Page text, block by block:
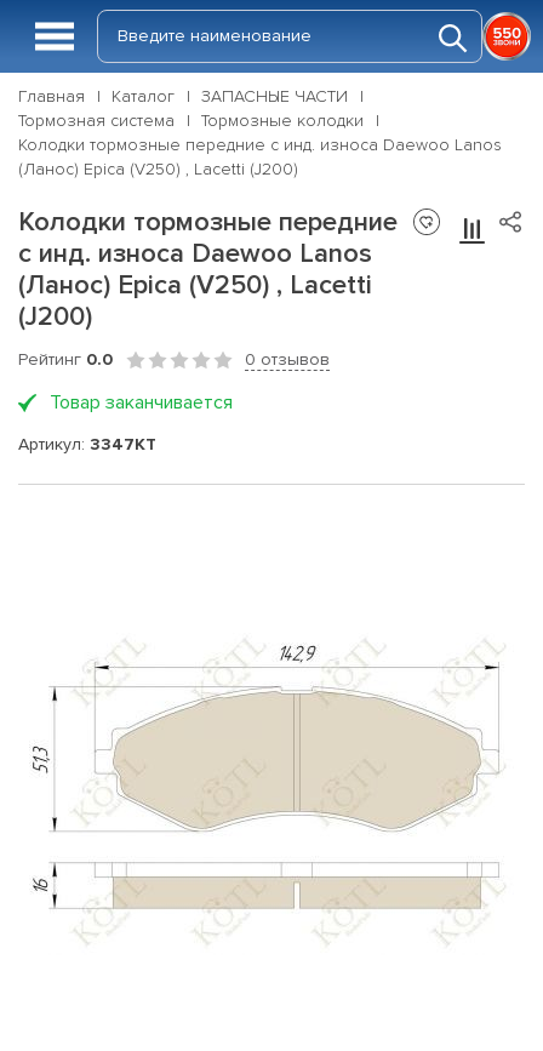
Главная Каталог
ЗАПАСНЫЕ ЧАСТИ
Тормозная система
Тормозные колодки
Колодки тормозные передние с инд. износа Daewoo Lanos
(Ланос) Epica (V250) , Lacetti (J200)
Колодки тормозные передние
с инд. износа Daewoo Lanos
(Ланос) Epica (V250) , Lacetti
(J200)
Рейтинг 0.0 0 отзывов
Товар заканчивается
Артикул: 3347KT